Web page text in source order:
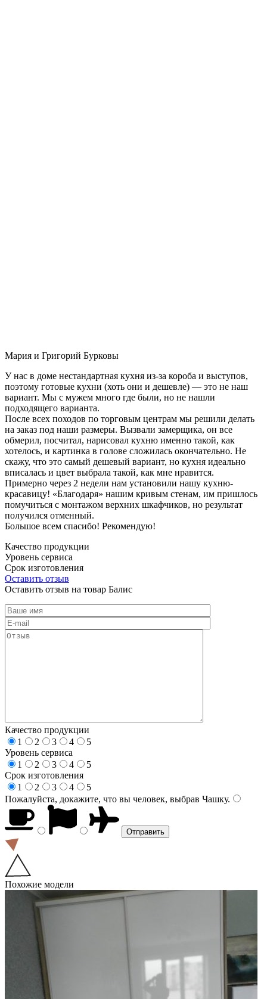
Мария и Григорий Бурковы
У нас в доме нестандартная кухня из-за короба и выступов,
поэтому готовые кухни (хоть они и дешевле) — это не наш
вариант. Мы с мужем много где были, но не нашли
подходящего варианта.
После всех походов по торговым центрам мы решили делать
на заказ под наши размеры. Вызвали замерщика, он все
обмерил, посчитал, нарисовал кухню именно такой, как
хотелось, и картинка в голове сложилась окончательно. Не
скажу, что это самый дешевый вариант, но кухня идеально
вписалась и цвет выбрала такой, как мне нравится.
Примерно через 2 недели нам установили нашу кухню-
красавицу! «Благодаря» нашим кривым стенам, им пришлось
помучиться с монтажом верхних шкафчиков, но результат
получился отменный.
Большое всем спасибо! Рекомендую!
Качество продукции
Уровень сервиса
Срок изготовления
Оставить отзыв
Оставить отзыв на товар Балис
Качество продукции
1
2 3 4
5
Уровень сервиса
1
2 3 4
5
Срок изготовления
1
2 3 4
5
Пожалуйста, докажите, что вы человек, выбрав Чашку.
Похожие модели